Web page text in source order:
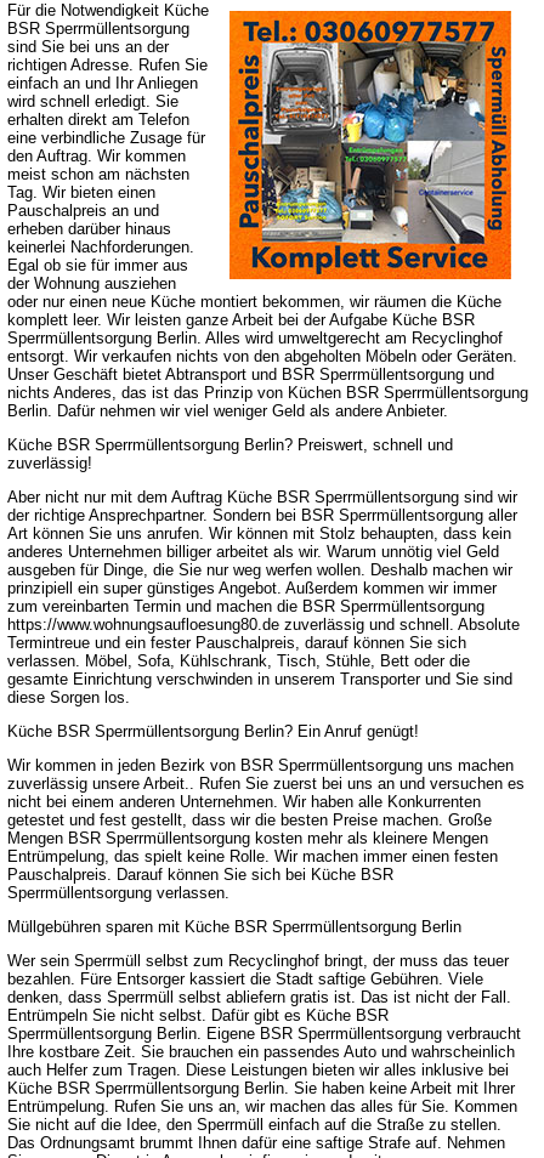
Für die Notwendigkeit Küche
BSR Sperrmüllentsorgung
sind Sie bei uns an der
richtigen Adresse. Rufen Sie
einfach an und Ihr Anliegen
wird schnell erledigt. Sie
erhalten direkt am Telefon
eine verbindliche Zusage für
den Auftrag. Wir kommen
meist schon am nächsten
Tag. Wir bieten einen
Pauschalpreis an und
erheben darüber hinaus
keinerlei Nachforderungen.
Egal ob sie für immer aus
der Wohnung ausziehen
oder nur einen neue Küche montiert bekommen, wir räumen die Küche
komplett leer. Wir leisten ganze Arbeit bei der Aufgabe Küche BSR
Sperrmüllentsorgung Berlin. Alles wird umweltgerecht am Recyclinghof
entsorgt. Wir verkaufen nichts von den abgeholten Möbeln oder Geräten.
Unser Geschäft bietet Abtransport und BSR Sperrmüllentsorgung und
nichts Anderes, das ist das Prinzip von Küchen BSR Sperrmüllentsorgung
Berlin. Dafür nehmen wir viel weniger Geld als andere Anbieter.
Küche BSR Sperrmüllentsorgung Berlin? Preiswert, schnell und
zuverlässig!
Aber nicht nur mit dem Auftrag Küche BSR Sperrmüllentsorgung sind wir
der richtige Ansprechpartner. Sondern bei BSR Sperrmüllentsorgung aller
Art können Sie uns anrufen. Wir können mit Stolz behaupten, dass kein
anderes Unternehmen billiger arbeitet als wir. Warum unnötig viel Geld
ausgeben für Dinge, die Sie nur weg werfen wollen. Deshalb machen wir
prinzipiell ein super günstiges Angebot. Außerdem kommen wir immer
zum vereinbarten Termin und machen die BSR Sperrmüllentsorgung
https://www.wohnungsaufloesung80.de zuverlässig und schnell. Absolute
Termintreue und ein fester Pauschalpreis, darauf können Sie sich
verlassen. Möbel, Sofa, Kühlschrank, Tisch, Stühle, Bett oder die
gesamte Einrichtung verschwinden in unserem Transporter und Sie sind
diese Sorgen los.
Küche BSR Sperrmüllentsorgung Berlin? Ein Anruf genügt!
Wir kommen in jeden Bezirk von BSR Sperrmüllentsorgung uns machen
zuverlässig unsere Arbeit.. Rufen Sie zuerst bei uns an und versuchen es
nicht bei einem anderen Unternehmen. Wir haben alle Konkurrenten
getestet und fest gestellt, dass wir die besten Preise machen. Große
Mengen BSR Sperrmüllentsorgung kosten mehr als kleinere Mengen
Entrümpelung, das spielt keine Rolle. Wir machen immer einen festen
Pauschalpreis. Darauf können Sie sich bei Küche BSR
Sperrmüllentsorgung verlassen.
Müllgebühren sparen mit Küche BSR Sperrmüllentsorgung Berlin
Wer sein Sperrmüll selbst zum Recyclinghof bringt, der muss das teuer
bezahlen. Füre Entsorger kassiert die Stadt saftige Gebühren. Viele
denken, dass Sperrmüll selbst abliefern gratis ist. Das ist nicht der Fall.
Entrümpeln Sie nicht selbst. Dafür gibt es Küche BSR
Sperrmüllentsorgung Berlin. Eigene BSR Sperrmüllentsorgung verbraucht
Ihre kostbare Zeit. Sie brauchen ein passendes Auto und wahrscheinlich
auch Helfer zum Tragen. Diese Leistungen bieten wir alles inklusive bei
Küche BSR Sperrmüllentsorgung Berlin. Sie haben keine Arbeit mit Ihrer
Entrümpelung. Rufen Sie uns an, wir machen das alles für Sie. Kommen
Sie nicht auf die Idee, den Sperrmüll einfach auf die Straße zu stellen.
Das Ordnungsamt brummt Ihnen dafür eine saftige Strafe auf. Nehmen